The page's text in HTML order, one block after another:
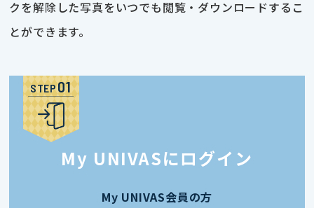
クを解除した写真をいつでも閲覧・ダウンロードするこ
とができます。
STEP
My UNIVASにログイン
My UNIVAS会員の方